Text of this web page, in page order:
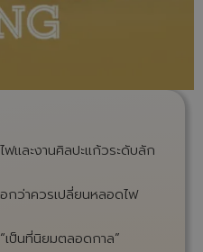
และงานศิลปะแก้วระดับลัก
ว่าควรเปลี่ยนหลอดไฟ
เป็นที่นิยมตลอดกาล”